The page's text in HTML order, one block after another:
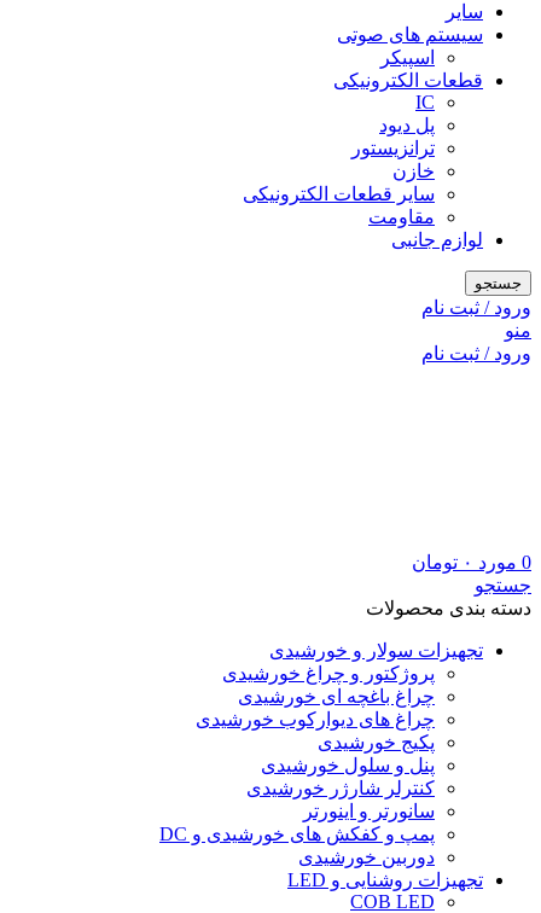
سایر
سیستم های صوتی
اسپیکر
قطعات الکترونیکی
IC
پل دیود
ترانزیستور
خازن
سایر قطعات الکترونیکی
مقاومت
لوازم جانبی
جستجو
ورود / ثبت نام
منو
ورود / ثبت نام
0 مورد ۰ تومان
جستجو
دسته بندی محصولات
تجهیزات سولار و خورشیدی
پروژکتور و چراغ خورشیدی
چراغ باغچه ای خورشیدی
چراغ های دیوارکوب خورشیدی
پکیج خورشیدی
پنل و سلول خورشیدی
کنترلر شارژر خورشیدی
سانورتر و اینورتر
پمپ و کفکش های خورشیدی و DC
دوربین خورشیدی
تجهیزات روشنایی و LED
COB LED